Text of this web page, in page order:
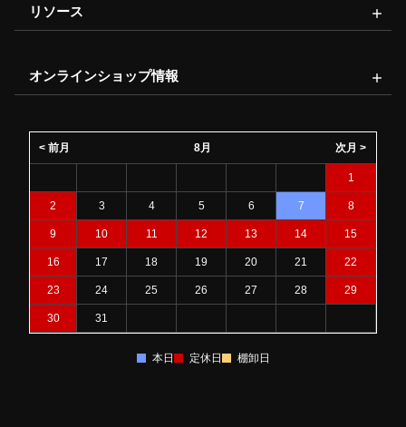
リソース
オンラインショップ情報
8月
< 前月 次月 >
1
2 3 4 5 6 7 8
9 10 11 12 13 14 15
16 17 18 19 20 21 22
23 24 25 26 27 28 29
30 31
本日 定休日 棚卸日